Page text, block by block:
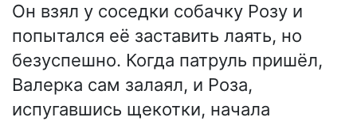
Он взял у соседки собачку Розу и
попытался её заставить лаять, но
безуспешно. Когда патруль пришёл,
Валерка сам залаял, и Роза,
испугавшись щекотки, начала